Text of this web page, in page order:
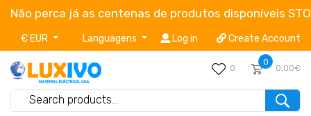
Não perca já as centenas de produtos disponíveis
€ EUR Languagens Log in Create Account
0
0
0,00€